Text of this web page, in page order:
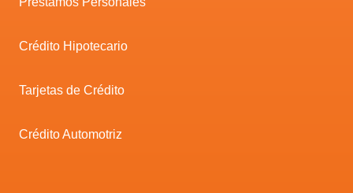
Crédito Hipotecario
Tarjetas de Crédito
Crédito Automotriz